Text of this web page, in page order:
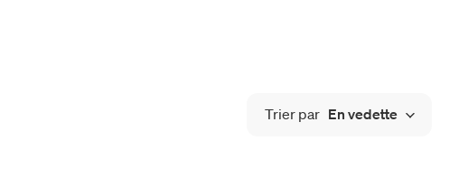
Trier par En vedette